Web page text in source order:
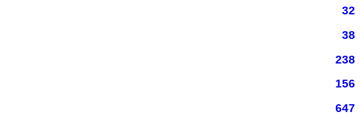
32
38
238
156
647